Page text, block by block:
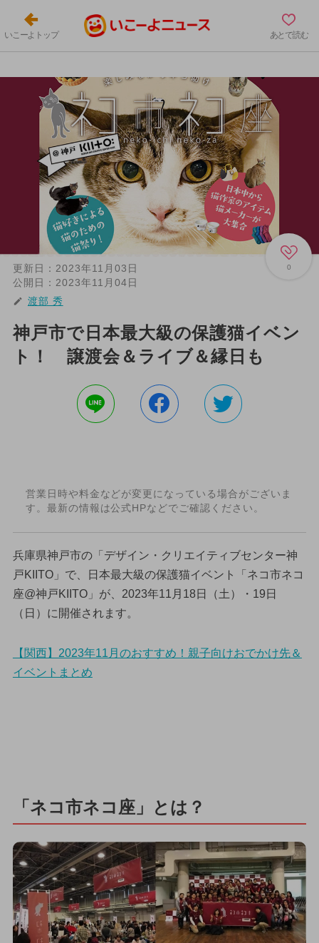
いこーよトップ あとで読む
0
更新日： 2023年11月03日
公開日： 2023年11月04日
渡部 秀
神戸市で日本最大級の保護猫イベン
ト！ 譲渡会＆ライブ＆縁日も
営業日時や料金などが変更になっている場合がございま
す。最新の情報は公式HPなどでご確認ください。
兵庫県神戸市の「デザイン・クリエイティブセンター神
戸KIITO」で、日本最大級の保護猫イベント「ネコ市ネコ
座@神戸KIITO」が、2023年11月18日（土）・19日
（日）に開催されます。
【関西】2023年11月のおすすめ！親子向けおでかけ先＆
イベントまとめ
「ネコ市ネコ座」とは？